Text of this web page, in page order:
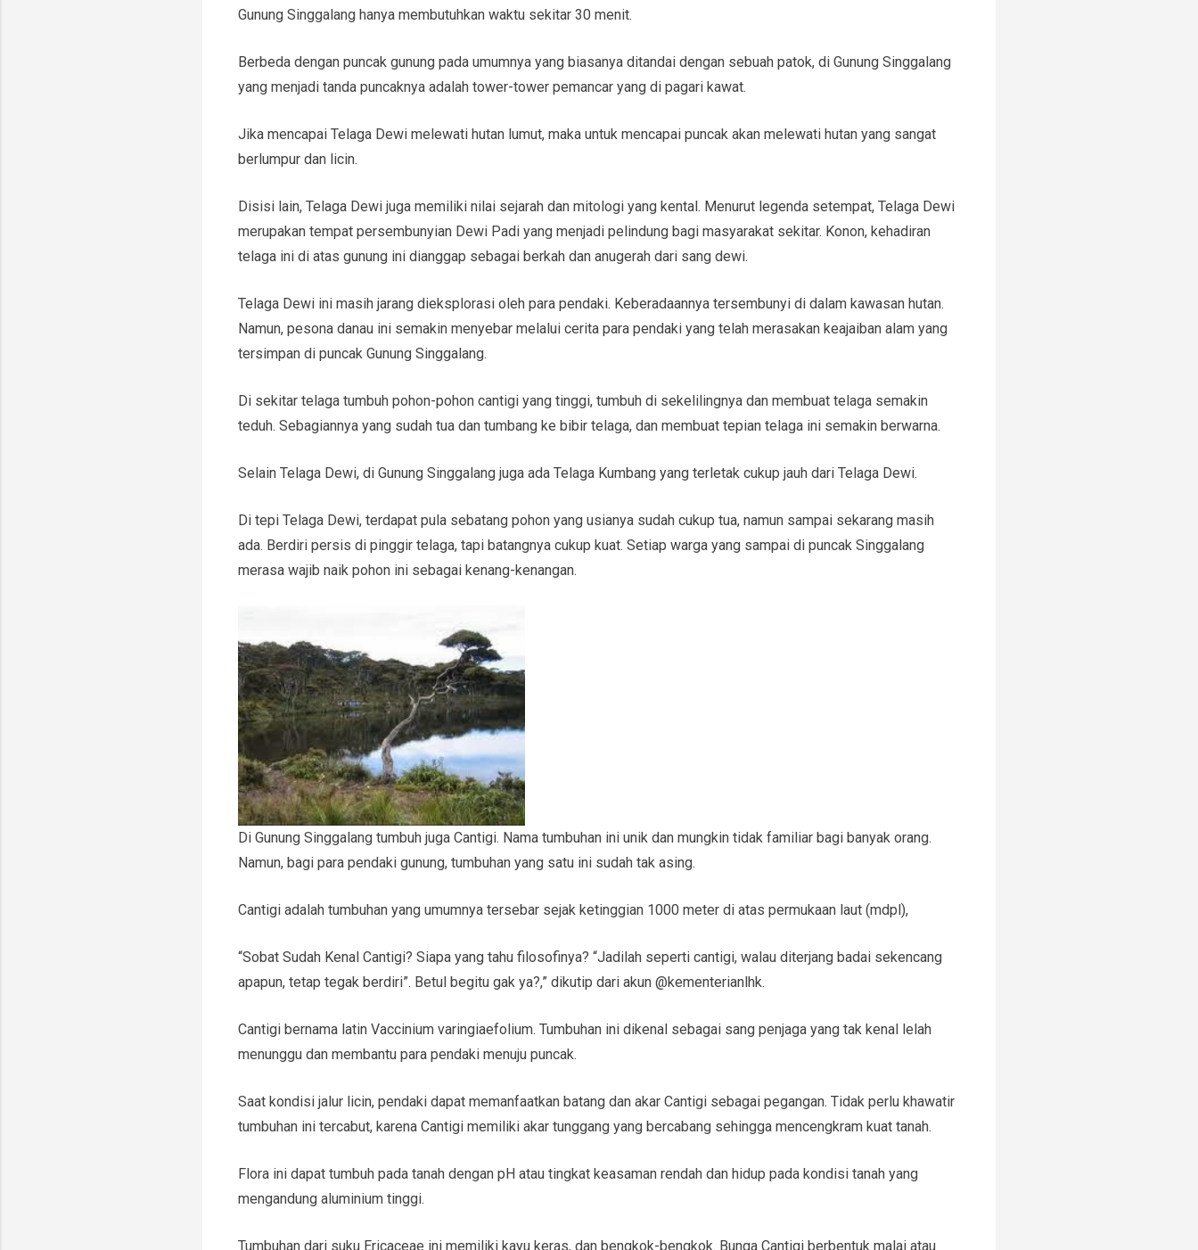
Gunung Singgalang hanya membutuhkan waktu sekitar 30 menit.
Berbeda dengan puncak gunung pada umumnya yang biasanya ditandai dengan sebuah patok, di Gunung Singgalang
yang menjadi tanda puncaknya adalah tower-tower pemancar yang di pagari kawat.
Jika mencapai Telaga Dewi melewati hutan lumut, maka untuk mencapai puncak akan melewati hutan yang sangat
berlumpur dan licin.
Disisi lain, Telaga Dewi juga memiliki nilai sejarah dan mitologi yang kental. Menurut legenda setempat, Telaga Dewi
merupakan tempat persembunyian Dewi Padi yang menjadi pelindung bagi masyarakat sekitar. Konon, kehadiran
telaga ini di atas gunung ini dianggap sebagai berkah dan anugerah dari sang dewi.
Telaga Dewi ini masih jarang dieksplorasi oleh para pendaki. Keberadaannya tersembunyi di dalam kawasan hutan.
Namun, pesona danau ini semakin menyebar melalui cerita para pendaki yang telah merasakan keajaiban alam yang
tersimpan di puncak Gunung Singgalang.
Di sekitar telaga tumbuh pohon-pohon cantigi yang tinggi, tumbuh di sekelilingnya dan membuat telaga semakin
teduh. Sebagiannya yang sudah tua dan tumbang ke bibir telaga, dan membuat tepian telaga ini semakin berwarna.
Selain Telaga Dewi, di Gunung Singgalang juga ada Telaga Kumbang yang terletak cukup jauh dari Telaga Dewi.
Di tepi Telaga Dewi, terdapat pula sebatang pohon yang usianya sudah cukup tua, namun sampai sekarang masih
ada. Berdiri persis di pinggir telaga, tapi batangnya cukup kuat. Setiap warga yang sampai di puncak Singgalang
merasa wajib naik pohon ini sebagai kenang-kenangan.
Di Gunung Singgalang tumbuh juga Cantigi. Nama tumbuhan ini unik dan mungkin tidak familiar bagi banyak orang.
Namun, bagi para pendaki gunung, tumbuhan yang satu ini sudah tak asing.
Cantigi adalah tumbuhan yang umumnya tersebar sejak ketinggian 1000 meter di atas permukaan laut (mdpl),
“Sobat Sudah Kenal Cantigi? Siapa yang tahu filosofinya? “Jadilah seperti cantigi, walau diterjang badai sekencang
apapun, tetap tegak berdiri”. Betul begitu gak ya?,” dikutip dari akun @kementerianlhk.
Cantigi bernama latin Vaccinium varingiaefolium. Tumbuhan ini dikenal sebagai sang penjaga yang tak kenal lelah
menunggu dan membantu para pendaki menuju puncak.
Saat kondisi jalur licin, pendaki dapat memanfaatkan batang dan akar Cantigi sebagai pegangan. Tidak perlu khawatir
tumbuhan ini tercabut, karena Cantigi memiliki akar tunggang yang bercabang sehingga mencengkram kuat tanah.
Flora ini dapat tumbuh pada tanah dengan pH atau tingkat keasaman rendah dan hidup pada kondisi tanah yang
mengandung aluminium tinggi.
Tumbuhan dari suku Ericaceae ini memiliki kayu keras, dan bengkok-bengkok. Bunga Cantigi berbentuk malai atau